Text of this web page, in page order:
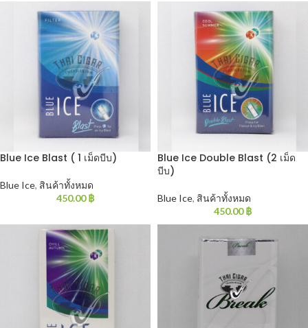
Blue Ice Blast ( 1 เม็ดบีบ)
Blue Ice, สินค้าทั้งหมด
450.00฿
Blue Ice Double Blast (2 เม็ด
บีบ)
Blue Ice, สินค้าทั้งหมด
450.00฿